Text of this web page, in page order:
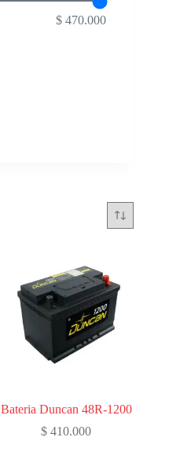
Bateria Duncan 48R-1200
$ 410.000
$ 470.000